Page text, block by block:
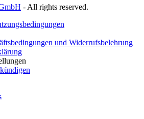
- All rights reserved.
und Widerrufsbelehrung